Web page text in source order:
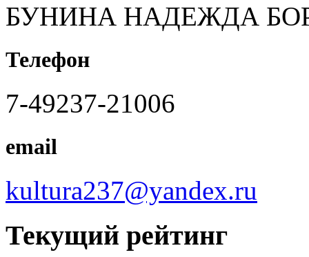
БУНИНА НАДЕЖДА
Телефон
7-49237-21006
email
kultura237@yandex.ru
Текущий рейтинг